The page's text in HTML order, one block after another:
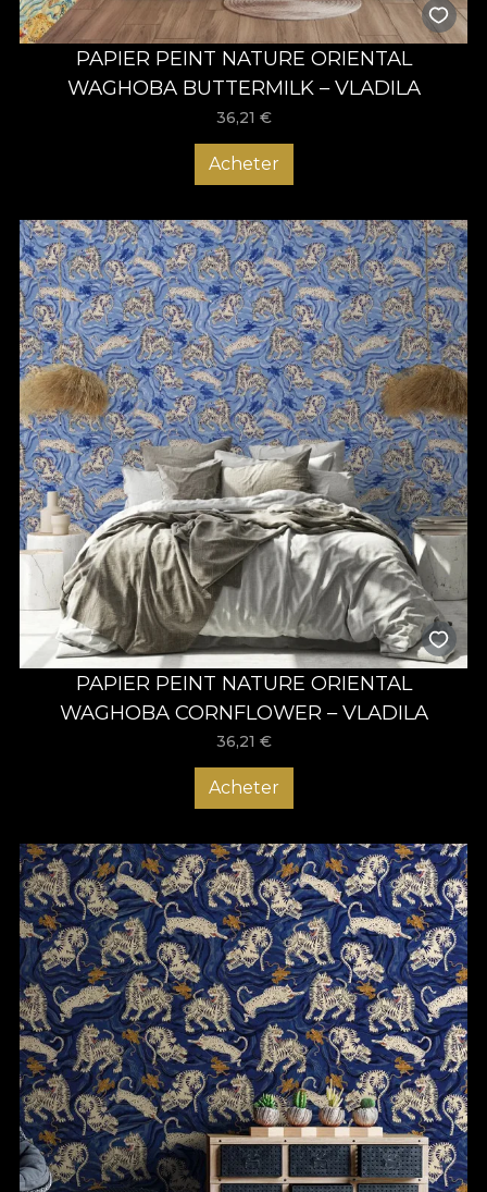
PAPIER PEINT NATURE ORIENTAL
WAGHOBA BUTTERMILK – VLADILA
36,21 €
Acheter
PAPIER PEINT NATURE ORIENTAL
WAGHOBA CORNFLOWER – VLADILA
36,21 €
Acheter